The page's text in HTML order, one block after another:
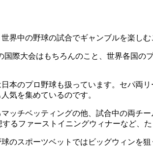
界中の野球の試合でギャンブルを楽しむ
際大会はもちろんのこと、世界各国
本のプロ野球も扱っています。セパ両
気を集めているのです。
ッチベッティングの他、試合中の両チ
るファーストイニングウィナーなど、
のスポーツベットではビッグウィンを狙